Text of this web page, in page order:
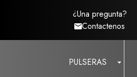
¿Una pregunta?
Contactenos
PULSERAS